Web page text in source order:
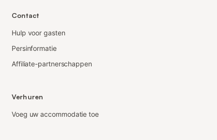
Contact
Hulp voor gasten
Persinformatie
Affiliate-partnerschappen
Verhuren
Voeg uw accommodatie toe